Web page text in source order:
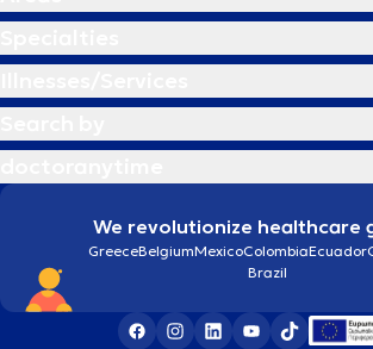
We revolutionize healthcare
GreeceBelgiumMexicoColombiaEcuador
Brazil